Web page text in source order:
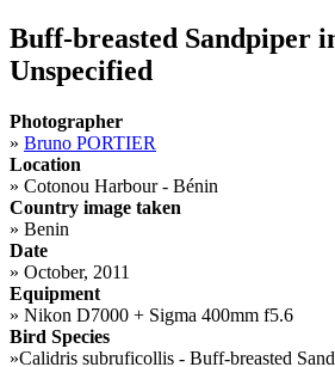
Buff-breasted Sandpiper
Unspecified
Photographer
» Bruno PORTIER
Location
» Cotonou Harbour - Bénin
Country image taken
» Benin
Date
» October, 2011
Equipment
» Nikon D7000 + Sigma 400mm f5.6
Bird Species
»Calidris subruficollis - Buff-breasted